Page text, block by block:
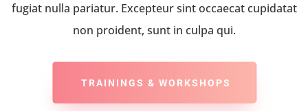
fugiat nulla pariatur. Excepteur sint occaecat cupidatat
non proident, sunt in culpa qui.
TRAININGS & WORKSHOPS